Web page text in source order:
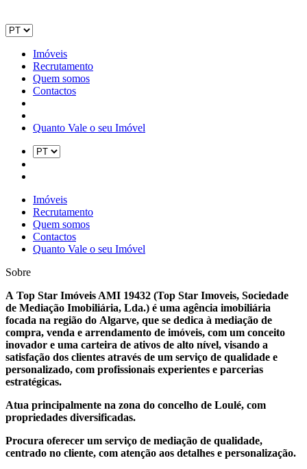
Imóveis
Recrutamento
Quem somos
Contactos
Quanto Vale o seu Imóvel
Imóveis
Recrutamento
Quem somos
Contactos
Quanto Vale o seu Imóvel
Sobre
A Top Star Imóveis AMI 19432 (Top Star Imoveis, Sociedade
de Mediação Imobiliária, Lda.) é uma agência imobiliária
focada na região do Algarve, que se dedica à mediação de
compra, venda e arrendamento de imóveis, com um conceito
inovador e uma carteira de ativos de alto nível, visando a
satisfação dos clientes através de um serviço de qualidade e
personalizado, com profissionais experientes e parcerias
estratégicas.
Atua principalmente na zona do concelho de Loulé, com
propriedades diversificadas.
Procura oferecer um serviço de mediação de qualidade,
centrado no cliente, com atenção aos detalhes e personalização.